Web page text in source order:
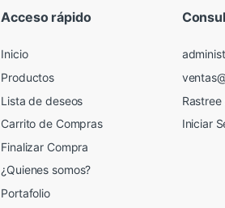
Acceso rápido
Inicio
Productos
Lista de deseos
Carrito de Compras
Finalizar Compra
¿Quienes somos?
Portafolio
Iniciar